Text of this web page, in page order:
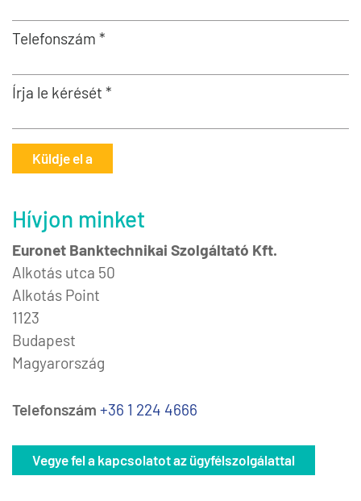
Telefonszám *
Írja le kérését *
Küldje el a
Hívjon minket
Euronet Banktechnikai Szolgáltató Kft.
Alkotás utca 50
Alkotás Point
1123
Budapest
Magyarország
Telefonszám +36 1 224 4666
Vegye fel a kapcsolatot az ügyfélszolgálattal